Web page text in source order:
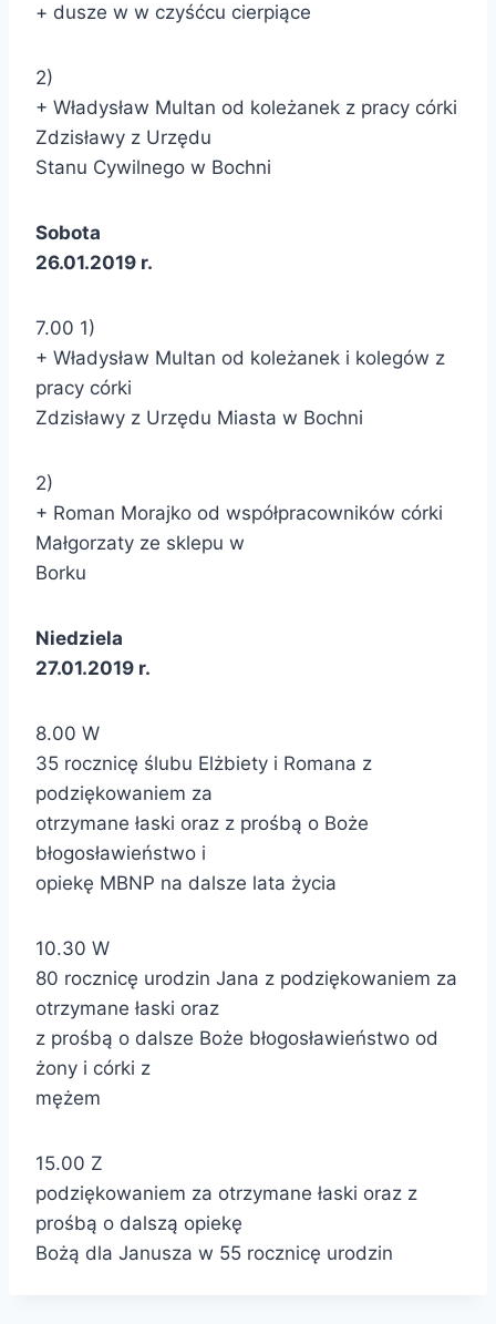
+ dusze w w czyśćcu cierpiące
2)
+ Władysław Multan od koleżanek z pracy córki
Zdzisławy z Urzędu
Stanu Cywilnego w Bochni
Sobota
26.01.2019 r.
7.00 1)
+ Władysław Multan od koleżanek i kolegów z
pracy córki
Zdzisławy z Urzędu Miasta w Bochni
2)
+ Roman Morajko od współpracowników córki
Małgorzaty ze sklepu w
Borku
Niedziela
27.01.2019 r.
8.00 W
35 rocznicę ślubu Elżbiety i Romana z
podziękowaniem za
otrzymane łaski oraz z prośbą o Boże
błogosławieństwo i
opiekę MBNP na dalsze lata życia
10.30 W
80 rocznicę urodzin Jana z podziękowaniem za
otrzymane łaski oraz
z prośbą o dalsze Boże błogosławieństwo od
żony i córki z
mężem
15.00 Z
podziękowaniem za otrzymane łaski oraz z
prośbą o dalszą opiekę
Bożą dla Janusza w 55 rocznicę urodzin